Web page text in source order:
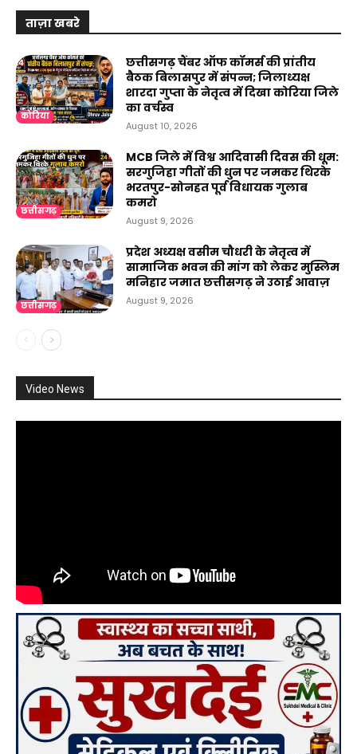
ताज़ा खबरे
कोरिया
छत्तीसगढ़ चैंबर ऑफ कॉमर्स की प्रांतीय
बैठक बिलासपुर में संपन्न; जिलाध्यक्ष
शारदा गुप्ता के नेतृत्व में दिखा कोरिया जिले
का वर्चस्व
August 10, 2026
छत्तीसगढ़
MCB जिले में विश्व आदिवासी दिवस की धूम:
सरगुजिहा गीतों की धुन पर जमकर थिरके
भरतपुर-सोनहत पूर्व विधायक गुलाब
कमरो
August 9, 2026
छत्तीसगढ़
प्रदेश अध्यक्ष वसीम चौधरी के नेतृत्व में
सामाजिक भवन की मांग को लेकर मुस्लिम
मनिहार जमात छत्तीसगढ़ ने उठाई आवाज़
August 9, 2026
Video News